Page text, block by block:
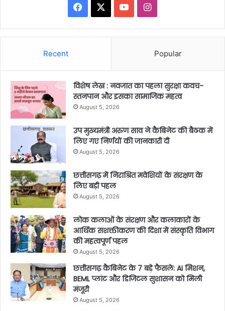
Facebook YouTubeInstagram
Recent Popular
विशेष लेख : नवजात का पहला सुरक्षा कवच-
स्तनपान और इसका सामाजिक महत्व
August 5, 2026
उप मुख्यमंत्री अरुण साव ने कैबिनेट की बैठक में
लिए गए निर्णयों की जानकारी दी
August 5, 2026
छत्तीसगढ़ में निराश्रित मवेशियों के संरक्षण के
लिए बड़ी पहल
August 5, 2026
लोक कलाओं के संरक्षण और कलाकारों के
आर्थिक सशक्तीकरण की दिशा में संस्कृति विभाग
की महत्वपूर्ण पहल
August 5, 2026
छत्तीसगढ़ कैबिनेट के 7 बड़े फैसले: AI मिशन,
BEML प्लांट और डिजिटल सुशासन को मिली
मंजूरी
August 5, 2026